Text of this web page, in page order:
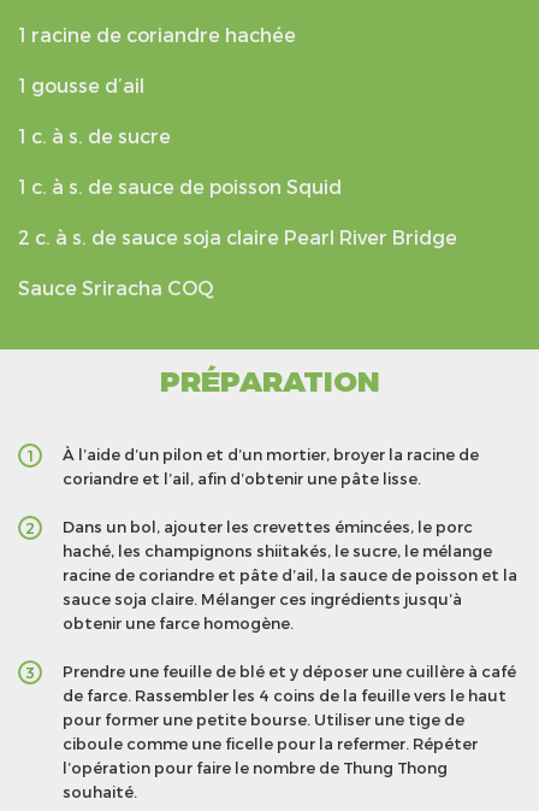
1 racine de coriandre hachée
1 gousse d’ail
1 c. à s. de sucre
1 c. à s. de sauce de poisson Squid
2 c. à s. de sauce soja claire Pearl River Bridge
Sauce Sriracha COQ
PRÉPARATION
1
À l’aide d’un pilon et d’un mortier, broyer la racine de
coriandre et l’ail, afin d’obtenir une pâte lisse.
2
Dans un bol, ajouter les crevettes émincées, le porc
haché, les champignons shiitakés, le sucre, le mélange
racine de coriandre et pâte d’ail, la sauce de poisson et la
sauce soja claire. Mélanger ces ingrédients jusqu’à
obtenir une farce homogène.
3
Prendre une feuille de blé et y déposer une cuillère à café
de farce. Rassembler les 4 coins de la feuille vers le haut
pour former une petite bourse. Utiliser une tige de
ciboule comme une ficelle pour la refermer. Répéter
l’opération pour faire le nombre de Thung Thong
souhaité.